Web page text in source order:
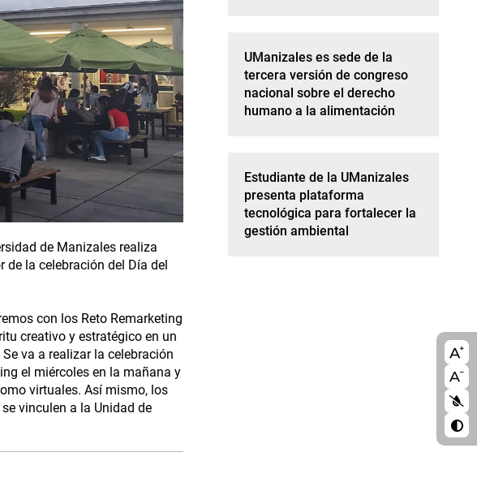
de Manizales realiza
de la celebración del Día del
con los Reto Remarketing
creativo y estratégico en un
va a realizar la celebración
el miércoles en la mañana y
virtuales. Así mismo, los
vinculen a la Unidad de
UManizales es sede de la
tercera versión de congreso
nacional sobre el derecho
humano a la alimentación
Estudiante de la UManizales
presenta plataforma
tecnológica para fortalecer la
gestión ambiental